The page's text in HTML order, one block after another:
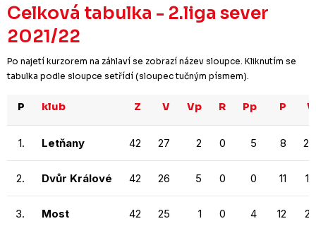
Celková tabulka - 2.liga sever
2021/22
Po najetí kurzorem na záhlaví se zobrazí název sloupce. Kliknutím se
tabulka podle sloupce setřídí (sloupec tučným písmem).
P klub Z V Vp R Pp P
1. Letňany 42 27 2 0 5 8
2. Dvůr Králové 42 26 5 0 0 11
3. Most 42 25 1 0 4 12